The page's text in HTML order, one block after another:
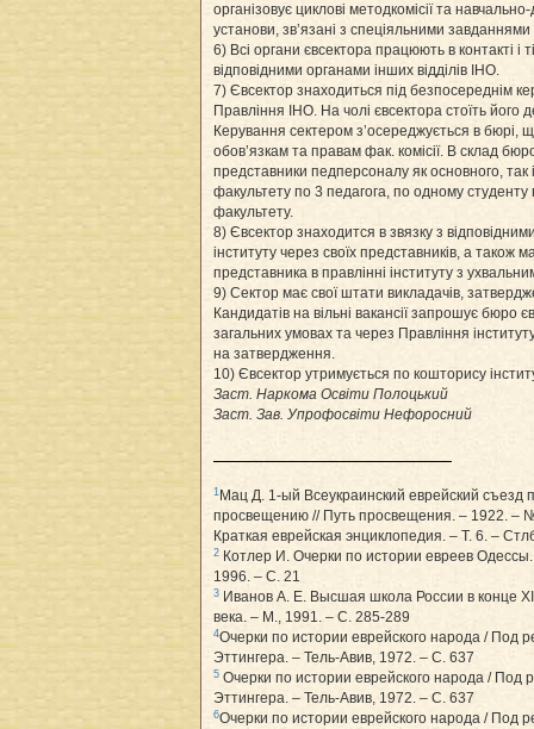
організовує циклові методкомісії та
установи, зв’язані з спеціяльними завданнями
6) Всі органи євсектора працюють в контакті і
відповідними органами інших відділів ІНО.
7) Євсектор знаходиться під безпосереднім
Правління ІНО. На чолі євсектора стоїть його
Керування сектером з’осереджується в бюрі,
обов’язкам та правам фак. комісії. В склад
представники педперсоналу як основного, так
факультету по 3 педагога, по одному студенту
факультету.
8) Євсектор знаходится в звязку з
інституту через своїх представників, а також
представника в правлінні інституту з
9) Сектор має свої штати викладачів,
Кандидатів на вільні вакансії запрошує бюро
загальних умовах та через Правління
на затвердження.
10) Євсектор утримується по кошторису
Заст. Наркома Освіти Полоцький
Заст. Зав. Упрофосвіти Нефоросний
1 Мац Д. 1-ый Всеукраинский еврейский съезд
просвещению // Путь просвещения. – 1922. –
Краткая еврейская энциклопедия. – Т. 6. –
2 Котлер И. Очерки по истории евреев
1996. – С. 21
3 Иванов А. Е. Высшая школа России в конце
века. – М., 1991. – С. 285-289
4Очерки по истории еврейского народа / Под
Эттингера. – Тель-Авив, 1972. – С. 637
5 Очерки по истории еврейского народа / Под
Эттингера. – Тель-Авив, 1972. – С. 637
6Очерки по истории еврейского народа / Под